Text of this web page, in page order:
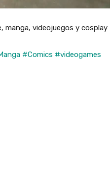
manga, videojuegos y cosplay
#Comics #videogames